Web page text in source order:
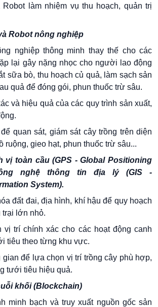
Robot làm nhiệm vụ thu hoạch, quản trị
Robot nông nghiệp
nghiệp thông minh thay thế cho các
lại gây nặng nhọc cho người lao động
sữa bò, thu hoạch củ quả, làm sạch sản
quả để đóng gói, phun thuốc trừ sâu.
và hiệu quả của các quy trình sản xuất,
quan sát, giám sát cây trồng trên diện
ruộng, gieo hạt, phun thuốc trừ sâu...
vị toàn cầu (GPS - Global Positioning
nghệ thông tin địa lý (GIS -
System).
đất đai, địa hình, khí hậu để quy hoạch
trại lớn nhỏ.
trí chính xác cho các hoạt động canh
tiêu theo từng khu vực.
gian để lựa chọn vị trí trồng cây phù hợp,
tưới tiêu hiệu quả.
khối (Blockchain)
minh bạch và truy xuất nguồn gốc sản